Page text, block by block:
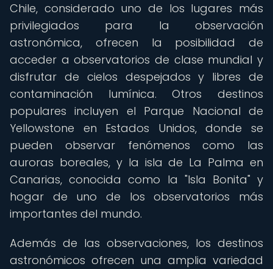
Chile, considerado uno de los lugares más
privilegiados para la observación
astronómica, ofrecen la posibilidad de
acceder a observatorios de clase mundial y
disfrutar de cielos despejados y libres de
contaminación lumínica. Otros destinos
populares incluyen el Parque Nacional de
Yellowstone en Estados Unidos, donde se
pueden observar fenómenos como las
auroras boreales, y la isla de La Palma en
Canarias, conocida como la "Isla Bonita" y
hogar de uno de los observatorios más
importantes del mundo.
Además de las observaciones, los destinos
astronómicos ofrecen una amplia variedad